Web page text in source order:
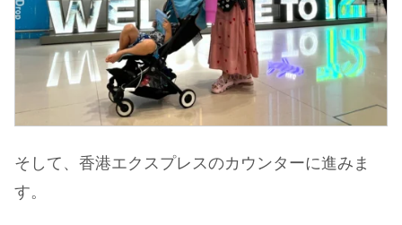
そして、香港エクスプレスのカウンターに進みま
す。